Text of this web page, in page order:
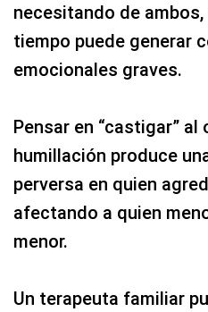
necesitando de
tiempo puede generar
emocionales graves.
Pensar en “castigar”
humillación produce
perversa en quien
afectando a quien
menor.
Un terapeuta familiar